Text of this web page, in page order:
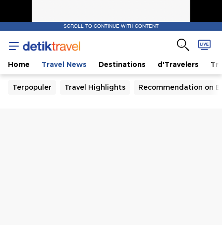
SCROLL TO CONTINUE WITH CONTENT
Home Travel News Destinations d'Travelers
Terpopuler Travel Highlights Recommendation on